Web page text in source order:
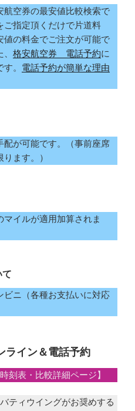
航空券の最安値比較検索で
指定頂くだけで片道料
値の料金でご注文が可能で
格安航空券 電話予約に
。 電話予約が簡単な理由
配が可能です。（事前座席
ます。）
イルが適用加算されま
て
ビニ（各種お支払いに対応
イン＆電話予約
刻表・比較詳細ページ】
ティウイングがお奨めする